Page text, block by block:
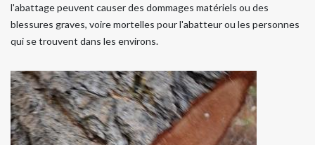
l'abattage peuvent causer des dommages matériels ou des
blessures graves, voire mortelles pour l'abatteur ou les personnes
qui se trouvent dans les environs.